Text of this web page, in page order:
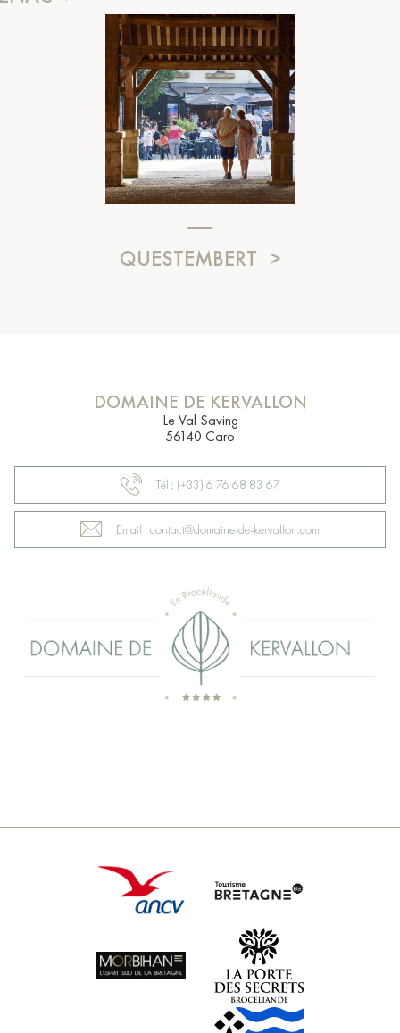
QUESTEMBERT
DOMAINE DE KERVALLON
Le Val Saving
56140 Caro
Tél : (+33) 6 76 68 83 67
Email : contact@domaine-de-kervallon.com